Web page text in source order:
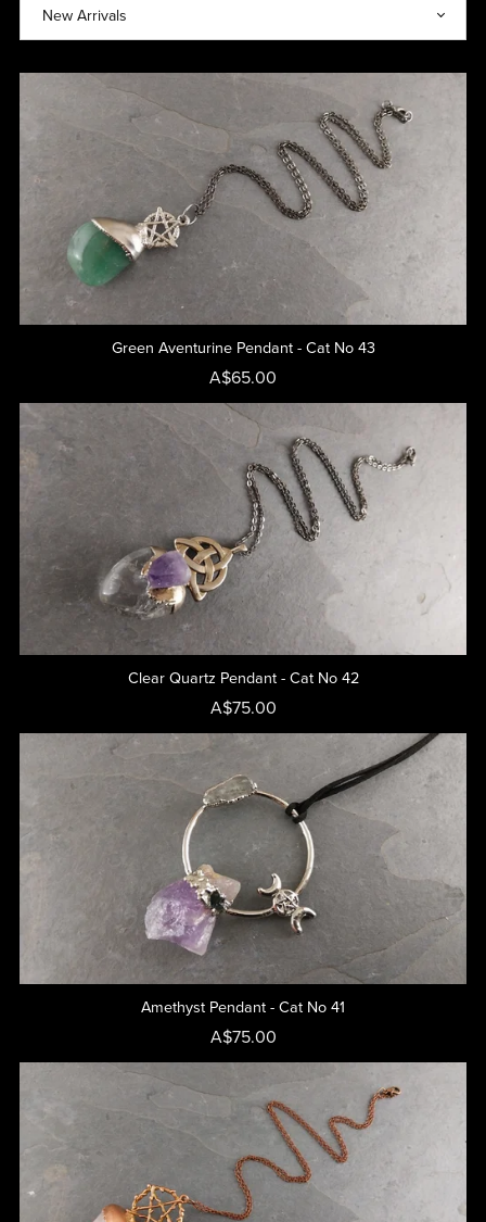
Green Aventurine Pendant - Cat No 43
A$65.00
Clear Quartz Pendant - Cat No 42
A$75.00
Amethyst Pendant - Cat No 41
A$75.00